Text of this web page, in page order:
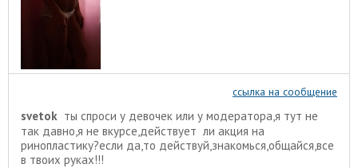
ссылка на сообщение
svetok ты спроси у девочек или у модератора,я тут не
так давно,я не вкурсе,действует ли акция на
ринопластику?если да,то действуй,знакомься,общайся,все
в твоих руках!!!